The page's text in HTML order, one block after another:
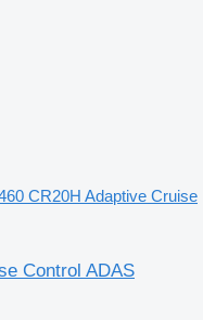
CR20H Adaptive Cruise
Control ADAS